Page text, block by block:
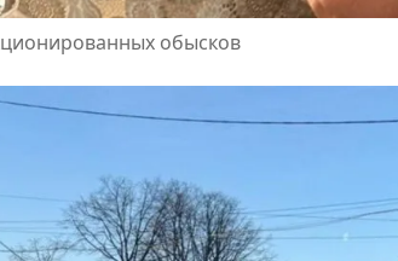
обысков